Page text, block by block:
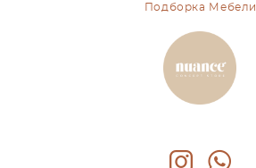
Подборка Мебели